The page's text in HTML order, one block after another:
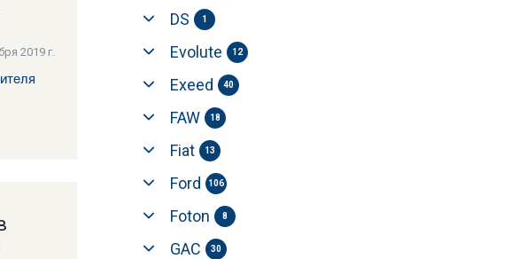
2019 г.
DS 1
Evolute 12
Exeed 40
FAW 18
Fiat 13
Ford 106
Foton 8
GAC 30